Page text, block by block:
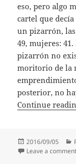
eso, pero algo
cartel que
un pizarrón, las
49, mujeres:
pizarrón no
moritorio de la
posterior, no
Continue
Posted
on
2016/09/05
Leave a comment